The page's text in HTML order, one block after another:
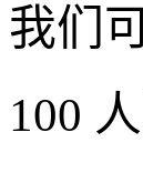
我们
100